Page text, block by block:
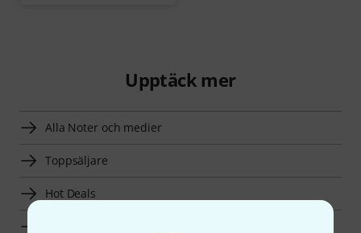
Upptäck mer
Alla Noter och medier
Toppsäljare
Hot Deals